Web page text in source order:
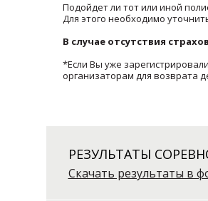
Подойдет ли тот или иной
Для этого необходимо
В случае отсутствия
*Если Вы уже
организаторам для возврата
РЕЗУЛЬТАТЫ
Скачать результаты в